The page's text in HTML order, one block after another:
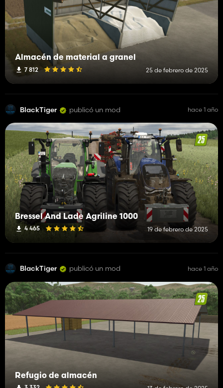
Almacén de material a granel
7 812 25 de febrero de 2025
BlackTiger publicó un mod hace 1 año
Bressel And Lade Agriline 1000
4 465 19 de febrero de 2025
BlackTiger publicó un mod hace 1 año
Refugio de almacén